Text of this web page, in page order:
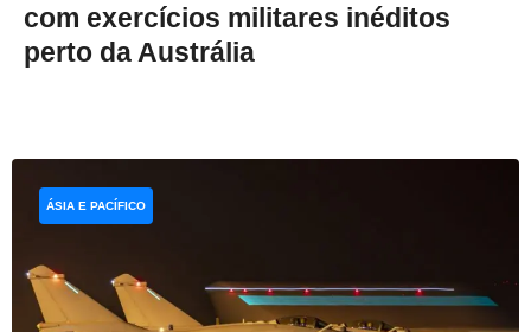
com exercícios militares inéditos
perto da Austrália
ÁSIA E PACÍFICO